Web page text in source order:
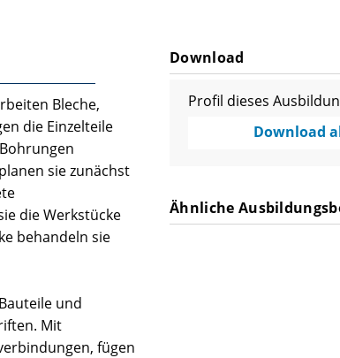
Bleche,
die Einzelteile
sie zunächst
die Werkstücke
behandeln sie
und
Mit
fügen
Download
Profil dieses
Download
Ähnliche